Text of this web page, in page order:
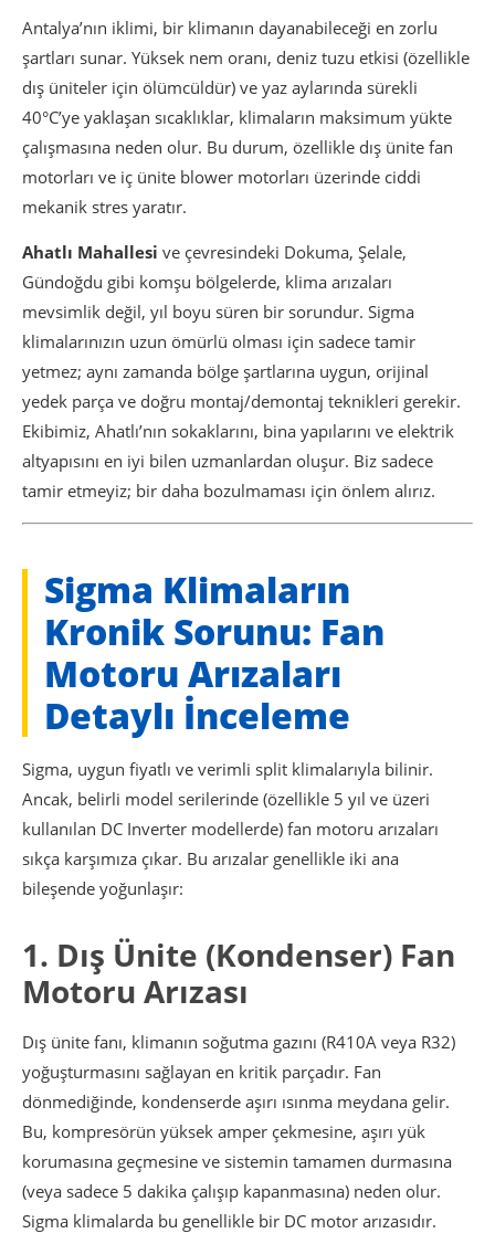
Antalya’nın iklimi, bir klimanın dayanabileceği en zorlu
şartları sunar. Yüksek nem oranı, deniz tuzu etkisi (özellikle
dış üniteler için ölümcüldür) ve yaz aylarında sürekli
40°C’ye yaklaşan sıcaklıklar, klimaların maksimum yükte
çalışmasına neden olur. Bu durum, özellikle dış ünite fan
motorları ve iç ünite blower motorları üzerinde ciddi
mekanik stres yaratır.
Ahatlı Mahallesi ve çevresindeki Dokuma, Şelale,
Gündoğdu gibi komşu bölgelerde, klima arızaları
mevsimlik değil, yıl boyu süren bir sorundur. Sigma
klimalarınızın uzun ömürlü olması için sadece tamir
yetmez; aynı zamanda bölge şartlarına uygun, orijinal
yedek parça ve doğru montaj/demontaj teknikleri gerekir.
Ekibimiz, Ahatlı’nın sokaklarını, bina yapılarını ve elektrik
altyapısını en iyi bilen uzmanlardan oluşur. Biz sadece
tamir etmeyiz; bir daha bozulmaması için önlem alırız.
Sigma Klimaların
Kronik Sorunu: Fan
Motoru Arızaları
Detaylı İnceleme
Sigma, uygun fiyatlı ve verimli split klimalarıyla bilinir.
Ancak, belirli model serilerinde (özellikle 5 yıl ve üzeri
kullanılan DC Inverter modellerde) fan motoru arızaları
sıkça karşımıza çıkar. Bu arızalar genellikle iki ana
bileşende yoğunlaşır:
1. Dış Ünite (Kondenser) Fan
Motoru Arızası
Dış ünite fanı, klimanın soğutma gazını (R410A veya R32)
yoğuşturmasını sağlayan en kritik parçadır. Fan
dönmediğinde, kondenserde aşırı ısınma meydana gelir.
Bu, kompresörün yüksek amper çekmesine, aşırı yük
korumasına geçmesine ve sistemin tamamen durmasına
(veya sadece 5 dakika çalışıp kapanmasına) neden olur.
Sigma klimalarda bu genellikle bir DC motor arızasıdır.